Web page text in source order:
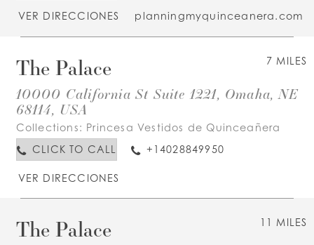
VER DIRECCIONES planningmyquinceanera.com
7 MILES
The Palace
10000 California St Suite 1221, Omaha, NE
68114, USA
Collections: Princesa Vestidos de Quinceañera
CLICK TO CALL
+14028849950
VER DIRECCIONES
11 MILES
The Palace